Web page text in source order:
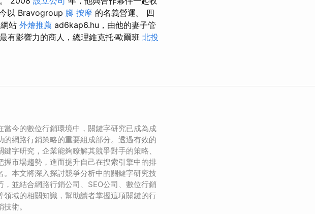
以 Bravogroup 腳 按摩 的名義營運。 四
站 外燴推薦 ad6kap6.hu，由他的妻子管
有影響力的商人，總理維克托·歐爾班 北投
當今的數位行銷環境中，關鍵字研究已成為成
的網路行銷策略的重要組成部分。透過有效的
鍵字研究，企業能夠瞭解其競爭對手的策略、
握市場趨勢，進而提升自己在搜索引擎中的排
。本文將深入探討競爭分析中的關鍵字研究技
，並結合網路行銷公司、SEO公司、數位行銷
領域的相關知識，幫助讀者掌握這項關鍵的行
技術。